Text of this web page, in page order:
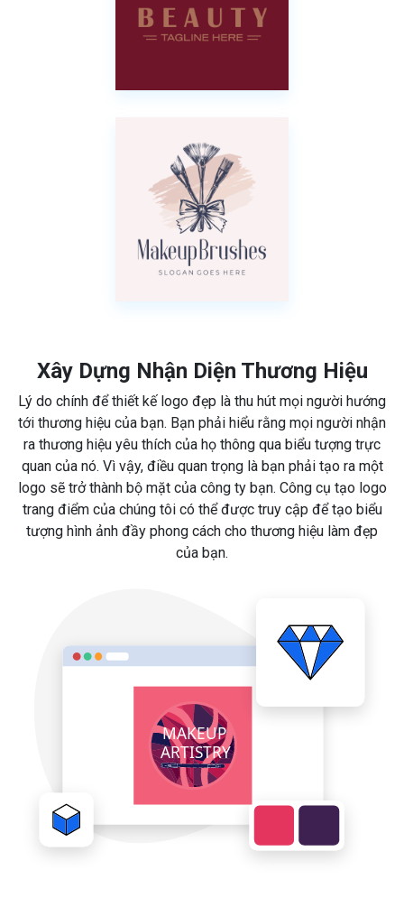
Xây Dựng Nhận Diện Thương Hiệu
Lý do chính để thiết kế logo đẹp là thu hút mọi người hướng
tới thương hiệu của bạn. Bạn phải hiểu rằng mọi người nhận
ra thương hiệu yêu thích của họ thông qua biểu tượng trực
quan của nó. Vì vậy, điều quan trọng là bạn phải tạo ra một
logo sẽ trở thành bộ mặt của công ty bạn. Công cụ tạo logo
trang điểm của chúng tôi có thể được truy cập để tạo biểu
tượng hình ảnh đầy phong cách cho thương hiệu làm đẹp
của bạn.